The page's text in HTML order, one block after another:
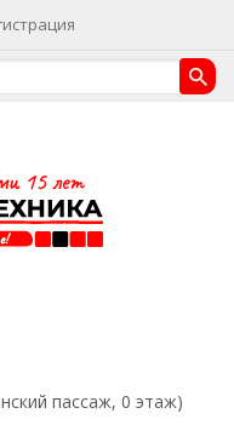
пассаж, 0 этаж)